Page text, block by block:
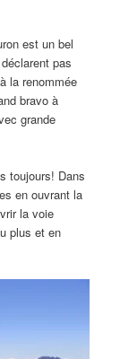
est un bel
pas
la renommée
bravo à
grande
toujours! Dans
en ouvrant la
la voie
plus et en